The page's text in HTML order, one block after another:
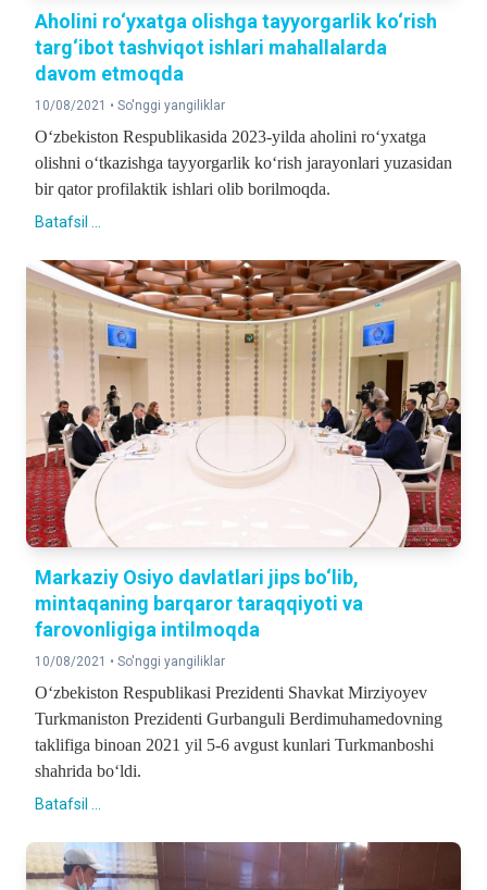
Aholini ro‘yxatga olishga tayyorgarlik ko‘rish
targ‘ibot tashviqot ishlari mahallalarda
davom etmoqda
10/08/2021 • So'nggi yangiliklar
O‘zbekiston Respublikasida 2023-yilda aholini ro‘yxatga
olishni o‘tkazishga tayyorgarlik ko‘rish jarayonlari yuzasidan
bir qator profilaktik ishlari olib borilmoqda.
Batafsil ...
Markaziy Osiyo davlatlari jips bo‘lib,
mintaqaning barqaror taraqqiyoti va
farovonligiga intilmoqda
10/08/2021 • So'nggi yangiliklar
O‘zbekiston Respublikasi Prezidenti Shavkat Mirziyoyev
Turkmaniston Prezidenti Gurbanguli Berdimuhamedovning
taklifiga binoan 2021 yil 5-6 avgust kunlari Turkmanboshi
shahrida bo‘ldi.
Batafsil ...